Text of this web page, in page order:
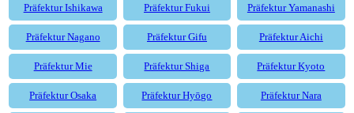
Präfektur Ishikawa Präfektur Fukui Präfektur Yamanashi
Präfektur Nagano Präfektur Gifu Präfektur Aichi
Präfektur Mie Präfektur Shiga Präfektur Kyoto
Präfektur Osaka Präfektur Hyōgo Präfektur Nara